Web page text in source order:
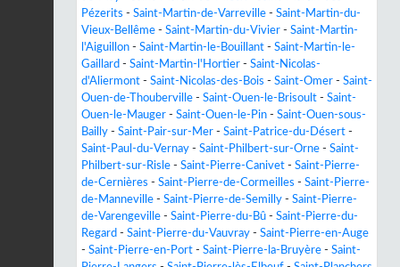
Pézerits - Saint-Martin-de-Varreville - Saint-Martin-du-
Vieux-Bellême - Saint-Martin-du-Vivier - Saint-Martin-
l'Aiguillon - Saint-Martin-le-Bouillant - Saint-Martin-le-
Gaillard - Saint-Martin-l'Hortier - Saint-Nicolas-
d'Aliermont - Saint-Nicolas-des-Bois - Saint-Omer - Saint-
Ouen-de-Thouberville - Saint-Ouen-le-Brisoult - Saint-
Ouen-le-Mauger - Saint-Ouen-le-Pin - Saint-Ouen-sous-
Bailly - Saint-Pair-sur-Mer - Saint-Patrice-du-Désert -
Saint-Paul-du-Vernay - Saint-Philbert-sur-Orne - Saint-
Philbert-sur-Risle - Saint-Pierre-Canivet - Saint-Pierre-
de-Cernières - Saint-Pierre-de-Cormeilles - Saint-Pierre-
de-Manneville - Saint-Pierre-de-Semilly - Saint-Pierre-
de-Varengeville - Saint-Pierre-du-Bû - Saint-Pierre-du-
Regard - Saint-Pierre-du-Vauvray - Saint-Pierre-en-Auge
- Saint-Pierre-en-Port - Saint-Pierre-la-Bruyère - Saint-